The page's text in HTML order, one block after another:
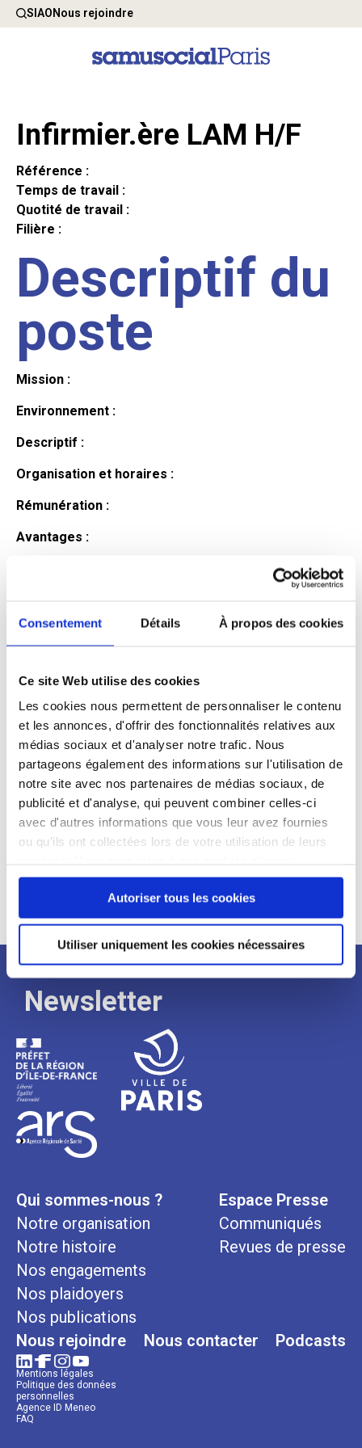
Consentement Détails À propos des cookies
Ce site Web utilise des cookies
Les cookies nous permettent de personnaliser le contenu
et les annonces, d'offrir des fonctionnalités relatives aux
médias sociaux et d'analyser notre trafic. Nous
partageons également des informations sur l'utilisation de
notre site avec nos partenaires de médias sociaux, de
publicité et d'analyse, qui peuvent combiner celles-ci
avec d'autres informations que vous leur avez fournies
ou qu'ils ont collectées lors de votre utilisation de leurs
continuez à utiliser notre site Web.
Autoriser tous les cookies
Utiliser uniquement les cookies nécessaires
SIAONous rejoindre
Infirmier.ère LAM H/F
Référence :
Temps de travail :
Quotité de travail :
Filière :
Descriptif du
poste
Mission :
Environnement :
Descriptif :
Organisation et horaires :
Rémunération :
Avantages :
candidat
Qualifications et diplômes :
Profil recherché :
Expérience :
Processus
de
recrutement
Newsletter
Qui sommes-nous ?
Notre organisation
Notre histoire
Nos engagements
Nos plaidoyers
Nos publications
Espace Presse
Communiqués
Revues de presse
Nous rejoindre Nous contacter Podcasts
Mentions légales
Politique des données
personnelles
Agence ID Meneo
FAQ